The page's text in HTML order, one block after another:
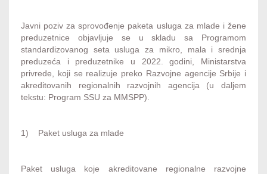
Javni poziv za sprovođenje paketa usluga za mlade i žene
preduzetnice objavljuje se u skladu sa Programom
standardizovanog seta usluga za mikro, mala i srednja
preduzeća i preduzetnike u 2022. godini, Ministarstva
privrede, koji se realizuje preko Razvojne agencije Srbije i
akreditovanih regionalnih razvojnih agencija (u daljem
tekstu: Program SSU za MMSPP).
1) Paket usluga za mlade
Paket usluga koje akreditovane regionalne razvojne